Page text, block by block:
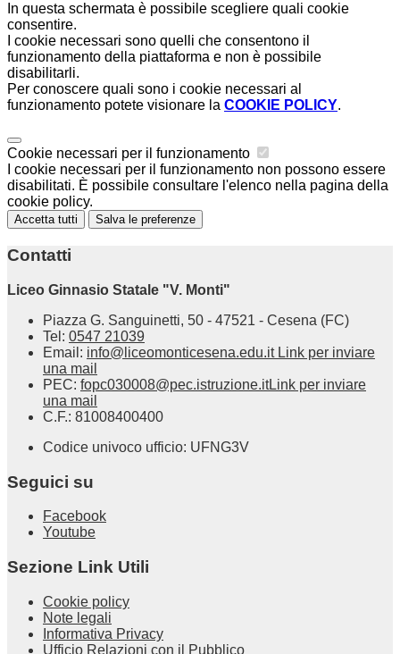
In questa schermata è possibile scegliere quali cookie
consentire.
I cookie necessari sono quelli che consentono il
funzionamento della piattaforma e non è possibile
disabilitarli.
Per conoscere quali sono i cookie necessari al
funzionamento potete visionare la COOKIE POLICY.
Cookie necessari per il funzionamento
I cookie necessari per il funzionamento non possono essere
disabilitati. È possibile consultare l'elenco nella pagina della
cookie policy.
Accetta tutti Salva le preferenze
Contatti
Liceo Ginnasio Statale "V. Monti"
Piazza G. Sanguinetti, 50 - 47521 - Cesena (FC)
Tel: 0547 21039
Email: info@liceomonticesena.edu.it Link per inviare
una mail
PEC: fopc030008@pec.istruzione.itLink per inviare
una mail
C.F.: 81008400400
Codice univoco ufficio: UFNG3V
Seguici su
Facebook
Youtube
Sezione Link Utili
Cookie policy
Note legali
Informativa Privacy
Ufficio Relazioni con il Pubblico